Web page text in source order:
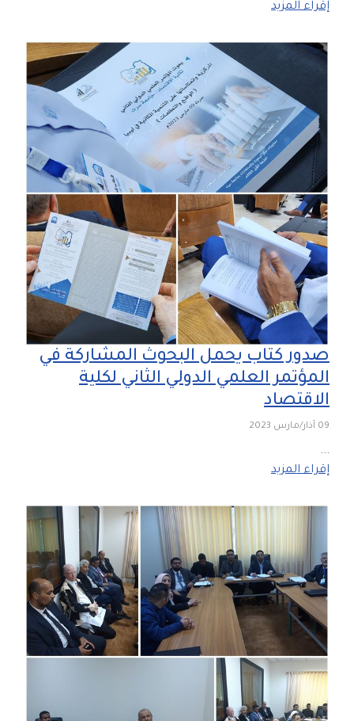
إقراء المزيد
صدور كتاب يحمل البحوث المشاركة في
المؤتمر العلمي الدولي الثاني لكلية
الاقتصاد
09 آذار/مارس 2023
...
إقراء المزيد